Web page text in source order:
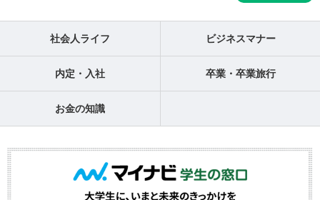
社会人ライフ ビジネスマナー
内定・入社 卒業・卒業旅行
お金の知識